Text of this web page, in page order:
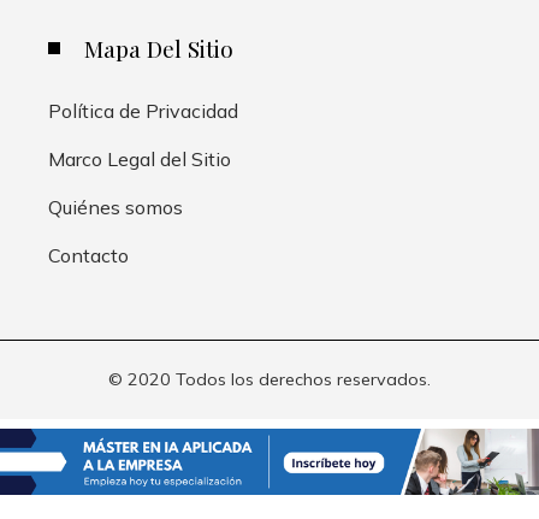
Mapa Del Sitio
Política de Privacidad
Marco Legal del Sitio
Quiénes somos
Contacto
© 2020 Todos los derechos reservados.